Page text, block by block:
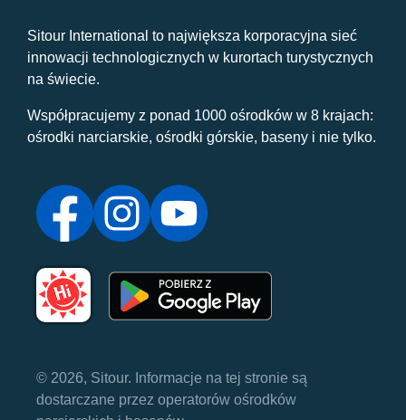
Sitour International to największa korporacyjna sieć
innowacji technologicznych w kurortach turystycznych
na świecie.
Współpracujemy z ponad 1000 ośrodków w 8 krajach:
ośrodki narciarskie, ośrodki górskie, baseny i nie tylko.
© 2026, Sitour. Informacje na tej stronie są
dostarczane przez operatorów ośrodków